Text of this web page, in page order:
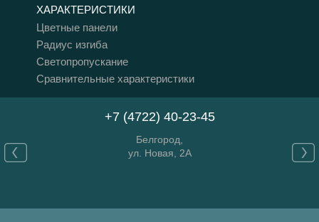
ХАРАКТЕРИСТИКИ
Цветные панели
Радиус изгиба
Светопропускание
Сравнительные характеристики
+7 (4722) 40-23-45
Белгород,
ул. Новая, 2A